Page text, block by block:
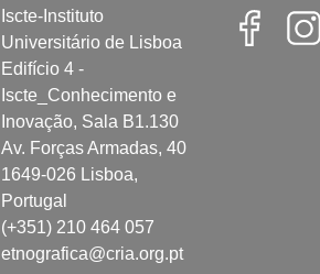
Iscte-Instituto
Universitário de Lisboa
Edifício 4 -
Iscte_Conhecimento e
Inovação, Sala B1.130
Av. Forças Armadas, 40
1649-026 Lisboa,
Portugal
(+351) 210 464 057
etnografica@cria.org.pt